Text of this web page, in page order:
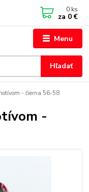
Menu
Hľadať
0 ks
za 0 €
- čierna 56-58
-